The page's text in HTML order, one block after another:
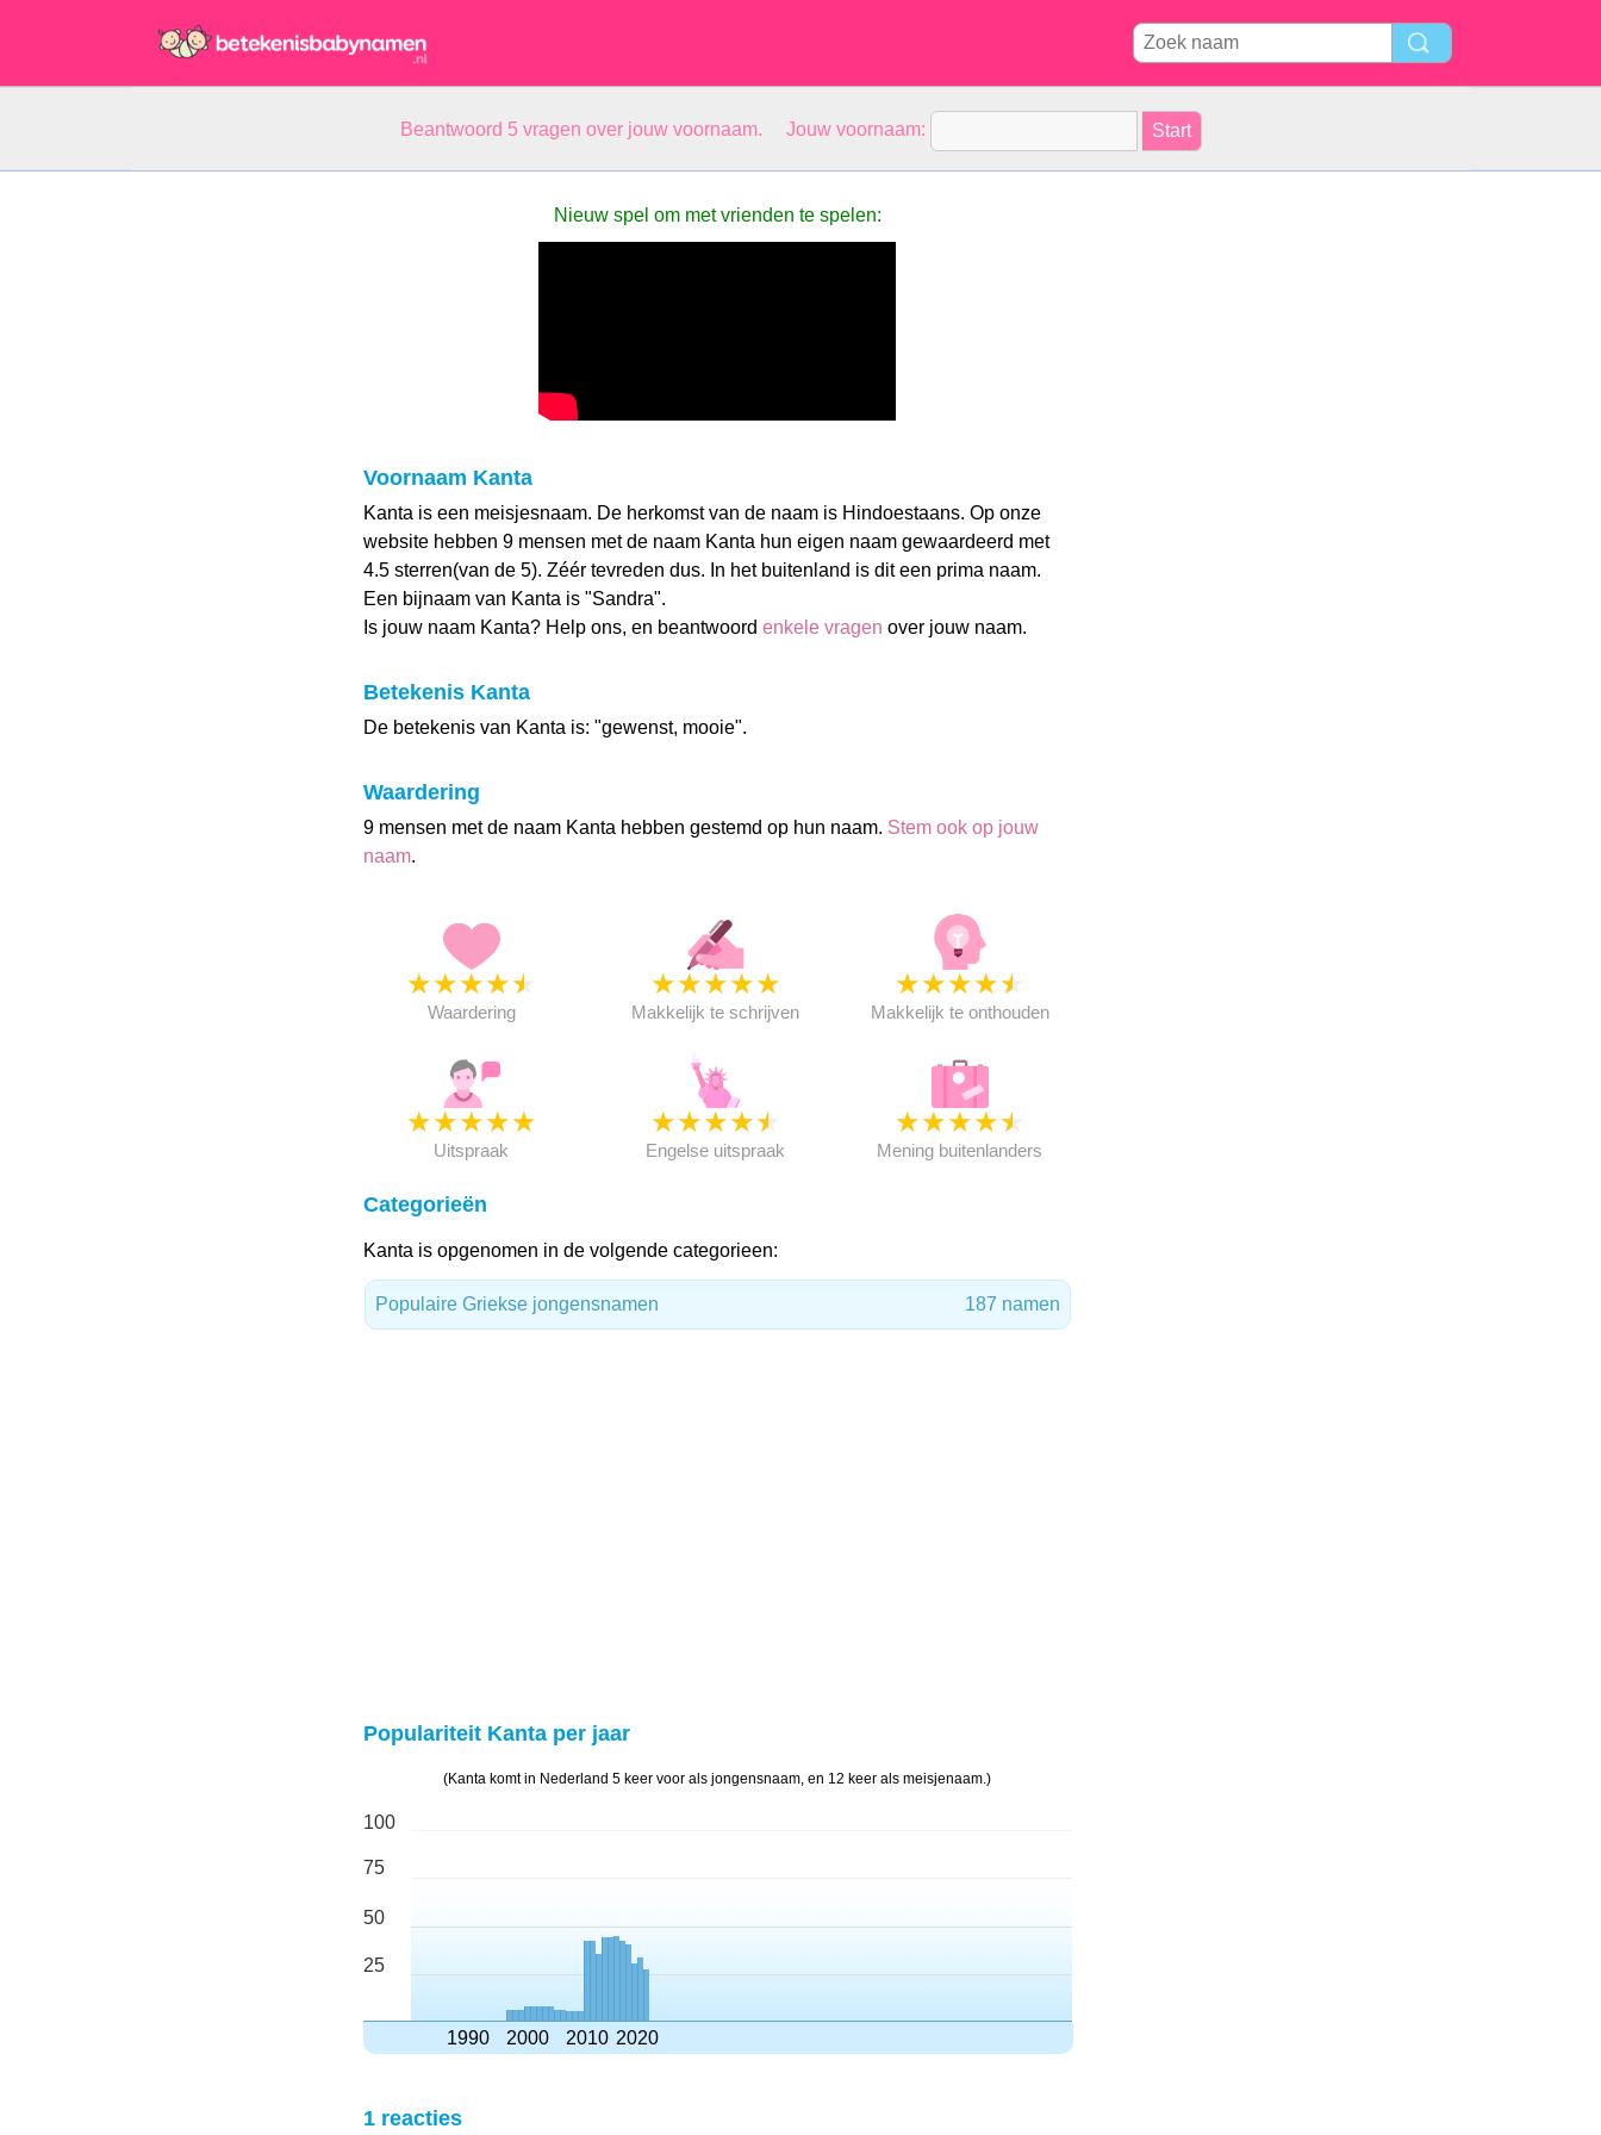
Beantwoord 5 vragen over jouw voornaam. Jouw voornaam:
Nieuw spel om met vrienden te spelen:
Voornaam Kanta
Kanta is een meisjesnaam. De herkomst van de naam is Hindoestaans. Op onze
website hebben 9 mensen met de naam Kanta hun eigen naam gewaardeerd met
4.5 sterren(van de 5). Zéér tevreden dus. In het buitenland is dit een prima naam.
Een bijnaam van Kanta is "Sandra".
Is jouw naam Kanta? Help ons, en beantwoord enkele vragen over jouw naam.
Betekenis Kanta
De betekenis van Kanta is: "gewenst, mooie".
Waardering
9 mensen met de naam Kanta hebben gestemd op hun naam. Stem ook op jouw
naam.
★★★★★
Waardering
★★★★★
Makkelijk te schrijven
★★★★★
Makkelijk te onthouden
★★★★★
Uitspraak
★★★★★
Engelse uitspraak
★★★★★
Mening buitenlanders
Categorieën
Kanta is opgenomen in de volgende categorieen:
Populaire Griekse jongensnamen 187 namen
Populariteit Kanta per jaar
(Kanta komt in Nederland 5 keer voor als jongensnaam, en 12 keer als meisjenaam.)
100
75
50
25
1990 2000 2010 2020
1 reacties